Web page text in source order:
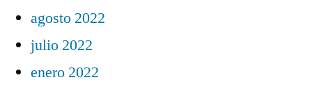
agosto 2022
julio 2022
enero 2022